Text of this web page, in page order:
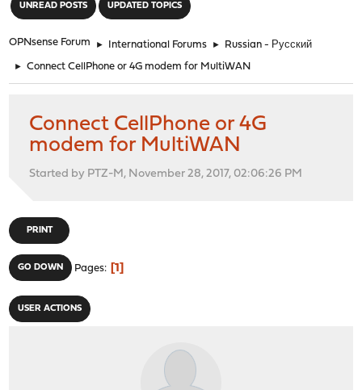
UNREAD POSTS UPDATED TOPICS
OPNsense Forum ► International Forums ► Russian - Русский
► Connect CellPhone or 4G modem for MultiWAN
Connect CellPhone or 4G
modem for MultiWAN
Started by PTZ-M, November 28, 2017, 02:06:26 PM
PRINT
GO DOWN Pages 1
USER ACTIONS